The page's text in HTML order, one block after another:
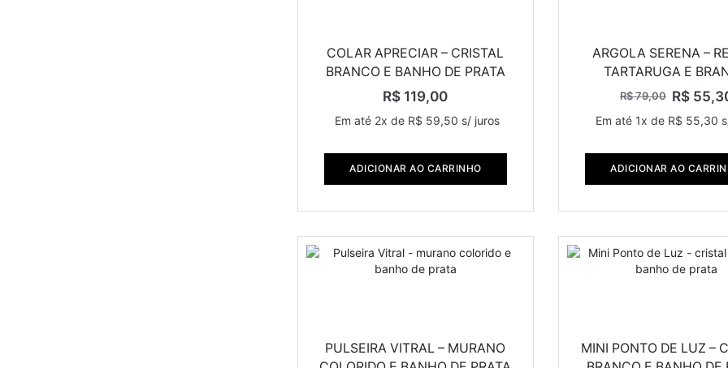
COLAR APRECIAR – CRISTAL
BRANCO E BANHO DE PRATA
R$ 119,00
Em até 2x de R$ 59,50 s/ juros
ADICIONAR AO CARRINHO
ARGOLA SERENA –
TARTARUGA E
R$79,00 R$
Em até 1x de R$ 55,30
ADICIONAR AO
PULSEIRA VITRAL – MURANO
MINI PONTO DE LUZ –